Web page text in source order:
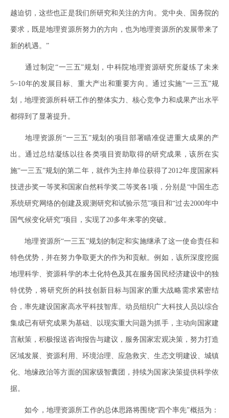
越迫切，这些也正是我们所研究和关注的方向。党中央、国务院的
要求，既是地理资源所努力的方向，也为地理资源所的发展带来了
新的机遇。”
通过制定“一三五”规划，中科院地理资源研究所凝练了未来
5~10年的发展目标、重大产出和重要方向。通过实施“一三五”规
划，地理资源所科研工作的整体实力、核心竞争力和成果产出水平
都得到了显著提升。
地理资源所“一三五”规划的项目部署瞄准促进重大成果的产
出。通过总结凝练以往各类项目资助取得的研究成果，该所在实
施“一三五”规划的第二年，就作为主持单位获得了2012年度国家科
技进步奖一等奖和国家自然科学奖二等奖各1项，分别是“中国生态
系统研究网络的创建及观测研究和试验示范”项目和“过去2000年中
国气候变化研究”项目，实现了20多年来零的突破。
地理资源所“一三五”规划的制定和实施继承了这一使命责任和
特色优势，并在努力争取更大的作为和贡献。例如，该所深度挖掘
地理科学、资源科学的本土化特色及其在服务国民经济建设中的独
特优势，将研究所的科技创新目标与国家的重大战略需求紧密结
合，率先建设国家高水平科技智库。动员组织广大科技人员以综合
集成已有研究成果为基础、以现实重大问题为抓手，主动向国家建
言献策，积极报送咨询报告与建议，服务国家宏观决策，努力打造
区域发展、资源利用、环境治理、应急救灾、生态文明建设、城镇
化、地缘政治等方面的国家级智囊团，持续为国家决策提供科学依
据。
如今，地理资源所工作的总体思路将围绕“四个率先”概括为：